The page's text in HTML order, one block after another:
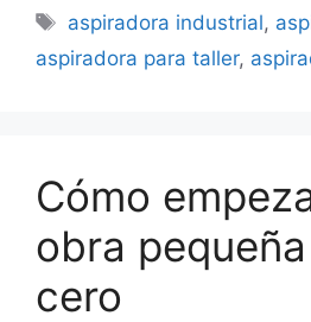
Etiquetas
aspiradora industrial,
aspiradora para taller,
Cómo
obra
cero